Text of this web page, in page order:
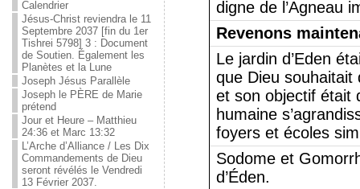
Calendrier
Jésus-Christ reviendra le 11
Septembre 2037 [fin du 1er
Tishrei 5798] 3 : Document
de Soutien. Également les
Planètes et la Lune
Joseph Jésus Parallèle
Joseph le PÈRE de Marie
prétend
Jour et Heure – Matthieu
24:36 et Marc 13:32
L’Arche d’Alliance / Les Dix
Commandements de Dieu
seront révélés le Vendredi
13 Février 2037.
digne de l’Agneau
Revenons
Le jardin d’Eden
que Dieu
et son objectif était
humaine
foyers et écoles
Sodome et
d’Éden.